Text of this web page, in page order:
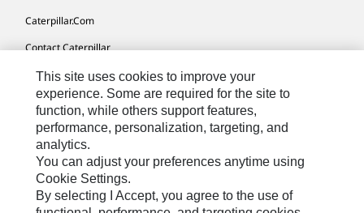
Caterpillar.com
Contact Caterpillar
Mijn Marketingvoorkeuren
Site Map
Cookie Settings
Legal
Privacy
This site uses cookies to improve your
experience. Some are required for the site to
function, while others support features,
performance, personalization, targeting, and
analytics.
You can adjust your preferences anytime using
Cookie Settings.
By selecting I Accept, you agree to the use of